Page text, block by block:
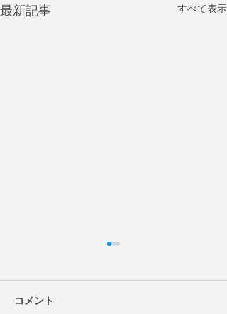
最新記事 すべて表示
コメント